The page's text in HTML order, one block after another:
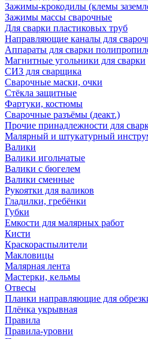
Зажимы-крокодилы (клемы
Зажимы массы сварочные
Для сварки пластиковых труб
Направляющие каналы для
Аппараты для сварки
Магнитные угольники для сварки
СИЗ для сварщика
Сварочные маски, очки
Стёкла защитные
Фартуки, костюмы
Сварочные разъёмы (деакт.)
Прочие принадлежности для
Малярный и штукатурный
Валики
Валики игольчатые
Валики с бюгелем
Валики сменные
Рукоятки для валиков
Гладилки, гребёнки
Губки
Емкости для малярных работ
Кисти
Краскораспылители
Макловицы
Малярная лента
Мастерки, кельмы
Отвесы
Планки направляющие для
Плёнка укрывная
Правила
Правила-уровни